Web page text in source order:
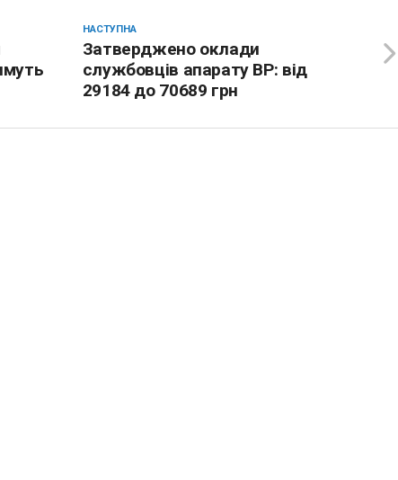
НАСТУПНА
Затверджено оклади
службовців апарату ВР: від
29184 до 70689 грн